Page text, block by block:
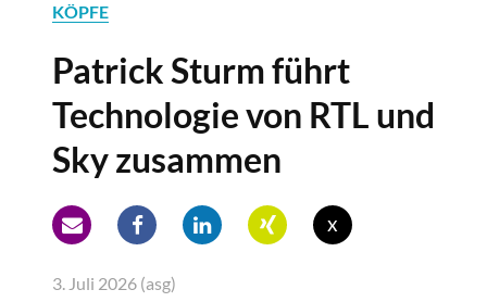
KÖPFE
Patrick Sturm führt
Technologie von RTL und
Sky zusammen
x
3. Juli 2026 (asg)